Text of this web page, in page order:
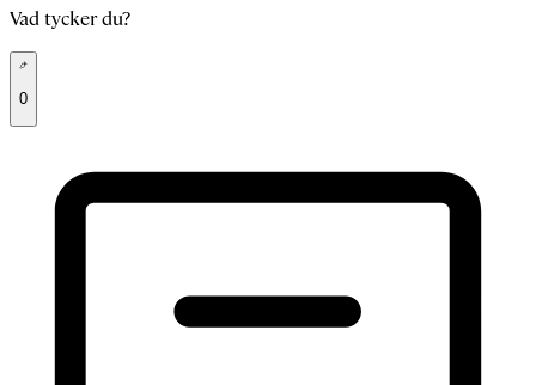
Vad tycker du?
0